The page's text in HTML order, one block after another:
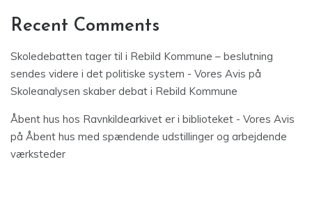
Recent Comments
Skoledebatten tager til i Rebild Kommune – beslutning
sendes videre i det politiske system - Vores Avis på
Skoleanalysen skaber debat i Rebild Kommune
Åbent hus hos Ravnkildearkivet er i biblioteket - Vores Avis
på Åbent hus med spændende udstillinger og arbejdende
værksteder